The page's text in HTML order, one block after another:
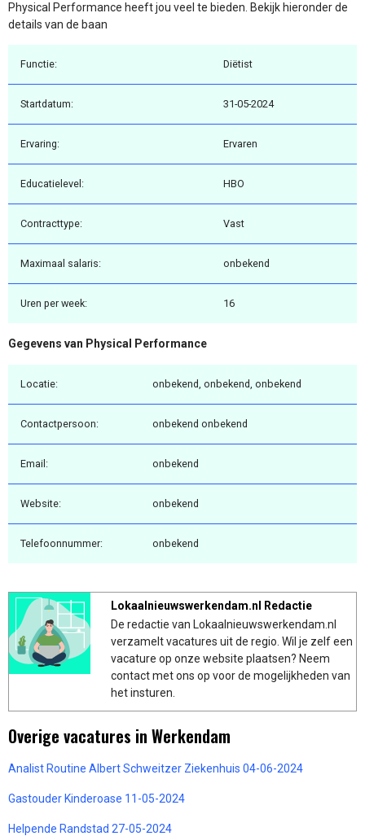
Physical Performance heeft jou veel te bieden. Bekijk hieronder de
details van de baan
Functie: Diëtist
Startdatum: 31-05-2024
Ervaring: Ervaren
Educatielevel: HBO
Contracttype: Vast
Maximaal salaris: onbekend
Uren per week: 16
Gegevens van Physical Performance
Locatie: onbekend, onbekend, onbekend
Contactpersoon: onbekend onbekend
Email: onbekend
Website: onbekend
Telefoonnummer: onbekend
Lokaalnieuwswerkendam.nl Redactie
De redactie van Lokaalnieuwswerkendam.nl
verzamelt vacatures uit de regio. Wil je zelf een
vacature op onze website plaatsen? Neem
contact met ons op voor de mogelijkheden van
het insturen.
Overige vacatures in Werkendam
Analist Routine Albert Schweitzer Ziekenhuis 04-06-2024
Gastouder Kinderoase 11-05-2024
Helpende Randstad 27-05-2024